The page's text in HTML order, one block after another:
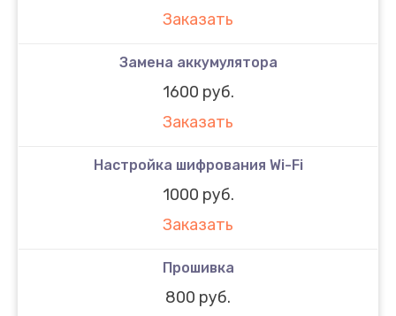
Заказать
Замена аккумулятора
1600 руб.
Заказать
Настройка шифрования Wi-Fi
1000 руб.
Заказать
Прошивка
800 руб.